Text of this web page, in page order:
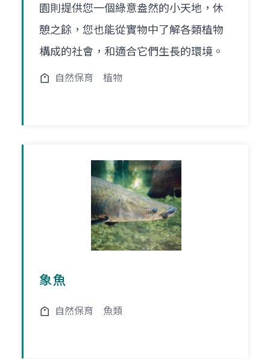
園則提供您一個綠意盎然的小天地，休
憩之餘，您也能從實物中了解各類植物
構成的社會，和適合它們生長的環境。
自然保育 植物
象魚
自然保育 魚類